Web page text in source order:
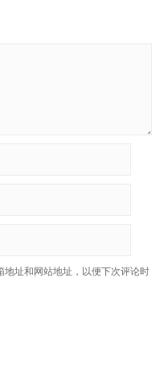
址和网站地址，以便下次评论时